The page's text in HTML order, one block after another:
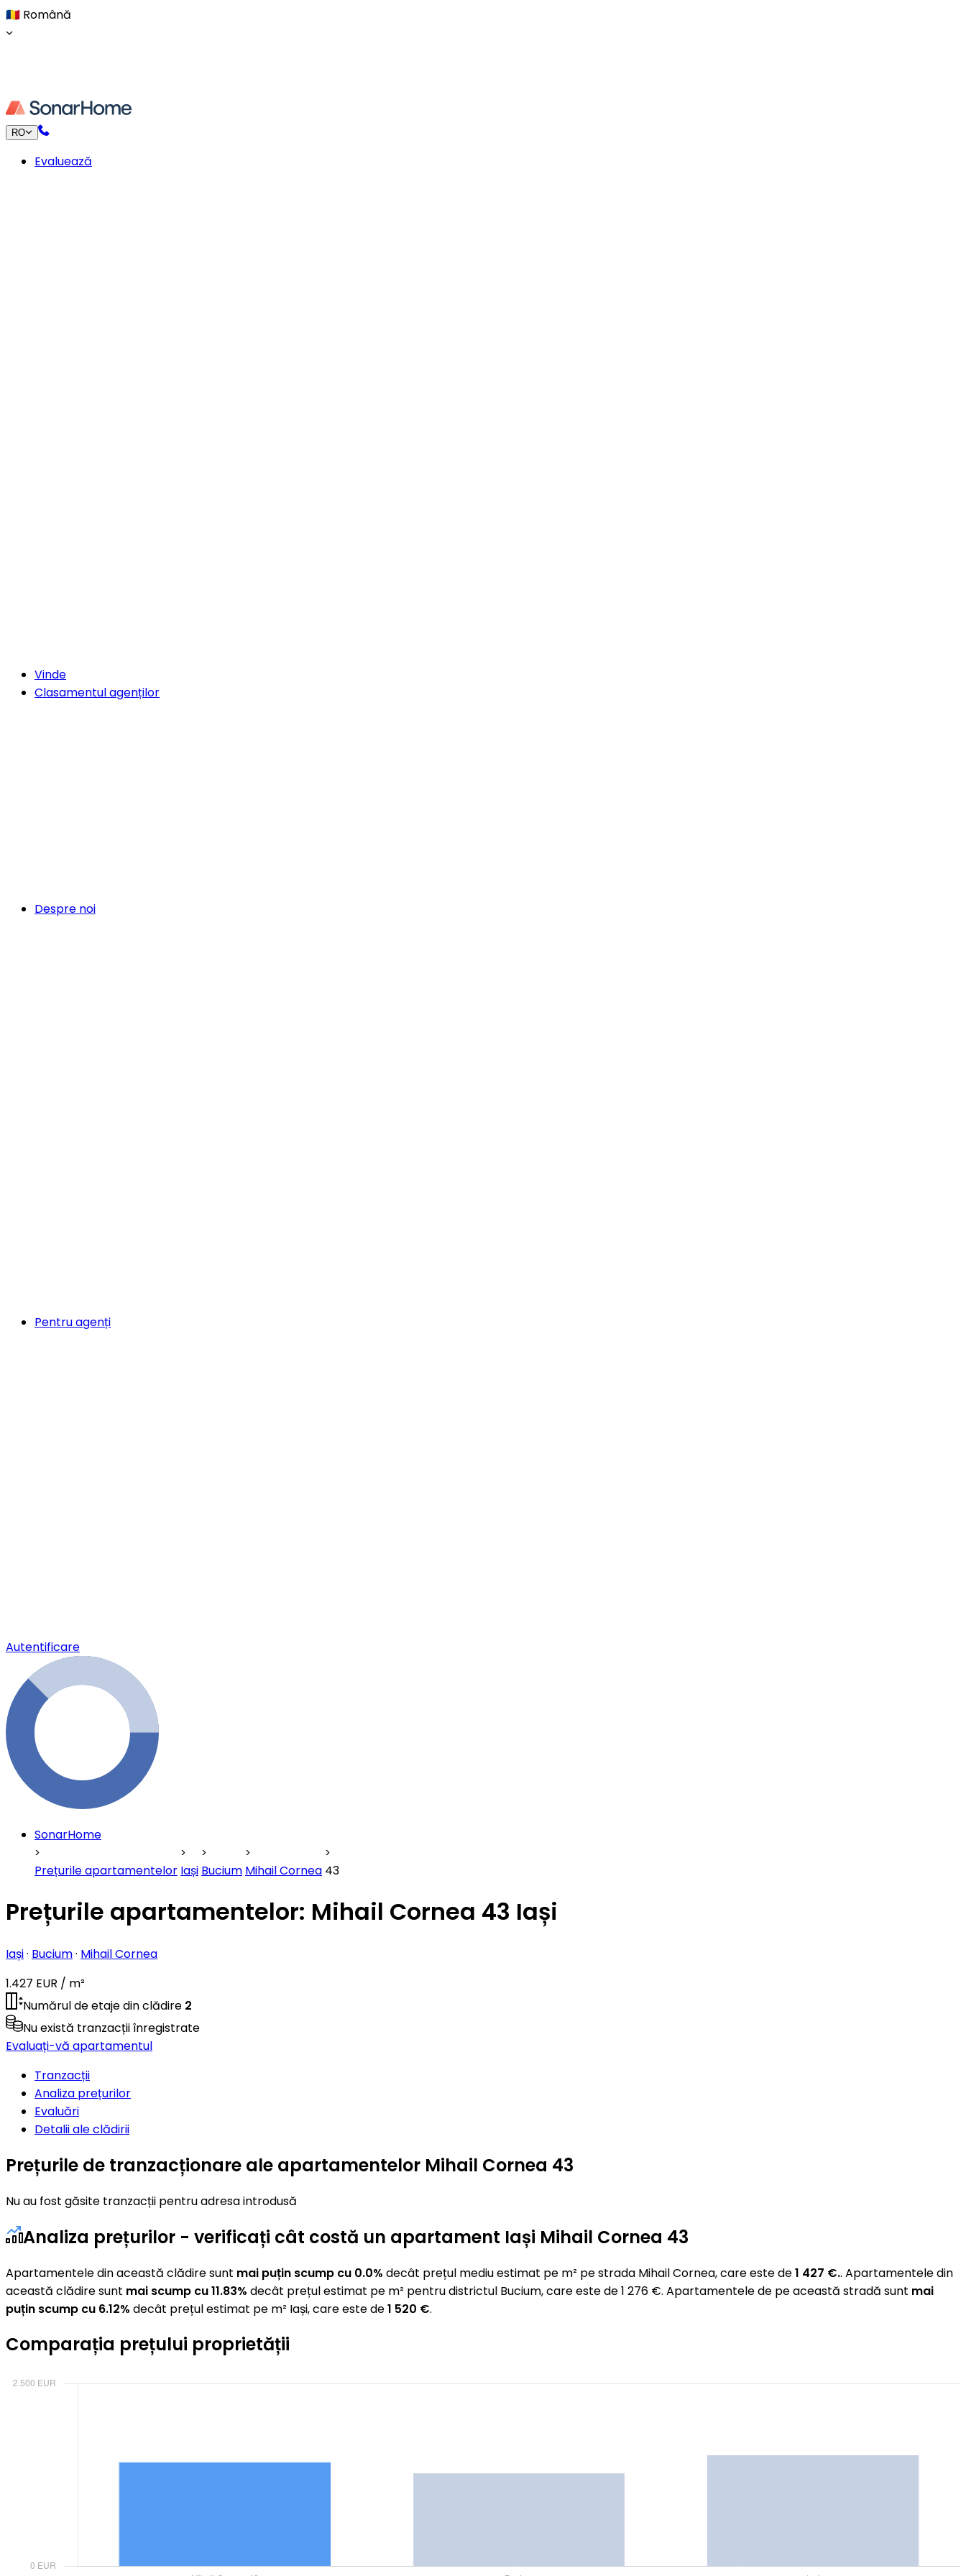
🇷🇴 Română
RO
Evaluează
Vinde
Clasamentul agenților
Despre noi
Pentru agenți
Autentificare
SonarHome
Prețurile apartamentelor Iași Bucium Mihail Cornea 43
Prețurile apartamentelor: Mihail Cornea 43 Iași
Iași· Bucium· Mihail Cornea
1.427 EUR / m²
Numărul de etaje din clădire 2
Nu există tranzacții înregistrate
Evaluați-vă apartamentul
Tranzacții
Analiza prețurilor
Evaluări
Detalii ale clădirii
Prețurile de tranzacționare ale apartamentelor Mihail Cornea 43
Nu au fost găsite tranzacții pentru adresa introdusă
Analiza prețurilor - verificați cât costă un apartament Iași Mihail Cornea 43
Apartamentele din această clădire sunt mai puțin scump cu 0.0% decât prețul mediu estimat pe m² pe strada Mihail Cornea, care este de1 427 €.. Apartamentele din
această clădire sunt mai scump cu 11.83% decât prețul estimat pe m² pentru districtul Bucium, care este de 1 276 €. Apartamentele de pe această stradă sunt mai
puțin scump cu 6.12% decât prețul estimat pe m² Iași, care este de1 520 €.
Comparația prețului proprietății